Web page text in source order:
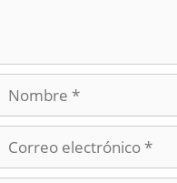
Nombre
electrónico